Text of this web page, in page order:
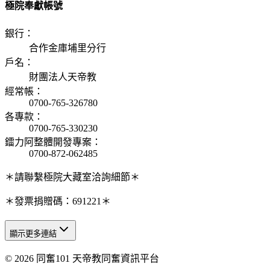
極院奉獻帳號
銀行 ：
合作金庫埔里分行
戶名 ：
財團法人天帝教
經常帳 ：
0700-765-326780
各專款 ：
0700-765-330230
鐳力阿整體開發專案 ：
0700-872-062485
＊請聯繫極院大藏室洽詢細節＊
＊發票捐贈碼：691221＊
天人研究總院
顯示更多連結
© 2026 同奮101 天帝教同奮資訊平台